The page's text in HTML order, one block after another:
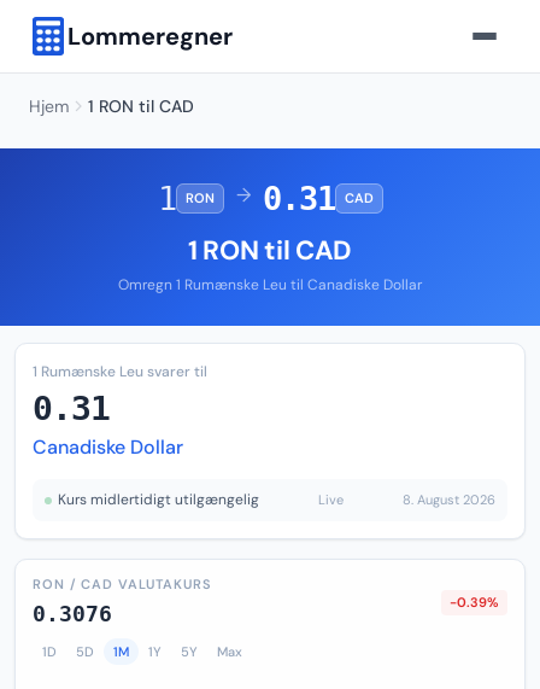
Lommeregner
Hjem 1 RON til CAD
1 RON → 0.31 CAD
1 RON til CAD
Omregn 1 Rumænske Leu til Canadiske Dollar
1 Rumænske Leu svarer til
0.31
Canadiske Dollar
Kurs midlertidigt utilgængelig Live 8. August 2026
RON / CAD VALUTAKURS
0.3076 -0.39%
1D 5D 1M 1Y 5Y Max